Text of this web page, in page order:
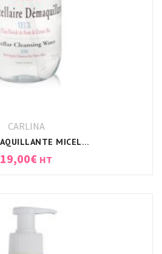
CARLINA
EAU DÉMAQUILLANTE MICELLAIRE CARLINA
19,00€ HT